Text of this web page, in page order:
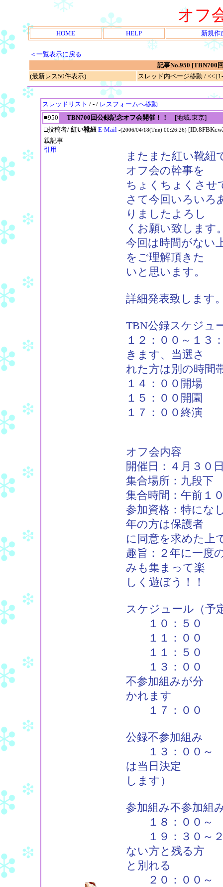
オフ
HOME HELP 新規作
＜一覧表示に戻る
記事No.950 [TBN700
(最新レス50件表示)
スレッド内ページ移動 / <<
スレッドリスト / - / レスフォームへ移動
■950
TBN700回公録記念オフ会開催！！
[地域:東京]
□投稿者/ 紅い靴紐 E-Mail -(2006/04/18(Tue) 00:26:26)
親記事
引用
またまた紅い靴紐
オフ会の幹事を
ちょくちょくさせ
さて今回いろいろ
りましたよろし
くお願い致します
今回は時間がない
をご理解頂きた
いと思います。
詳細発表致します
TBN公録スケジュ
１２：００～１３
きます、当選さ
れた方は別の時間
１４：００開場
１５：００開園
１７：００終演
オフ会内容
開催日：４月３０
集合場所：九段下
集合時間：午前１
参加資格：特にな
年の方は保護者
に同意を求めた上
趣旨：２年に一度
みも集まって楽
しく遊ぼう！！
スケジュール（予
１０：５０
１１：００ フ
１１：５０ 物
１３：００ 公
不参加組みが分
かれます
１７：００ 公
公録不参加組み
１３：００～
は当日決定
します）
参加組み不参加組
１８：００～
１９：３０～２
ない方と残る方
と別れる
２０：００～